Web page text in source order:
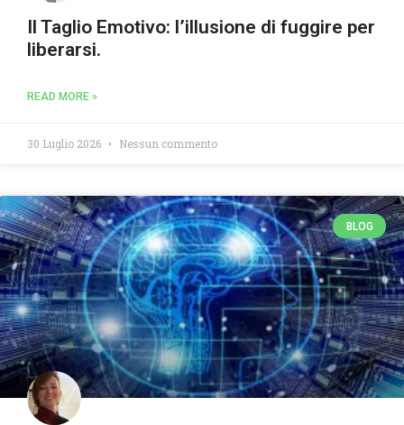
Il Taglio Emotivo: l’illusione di fuggire per
liberarsi.
READ MORE »
30 Luglio 2026 Nessun commento
BLOG